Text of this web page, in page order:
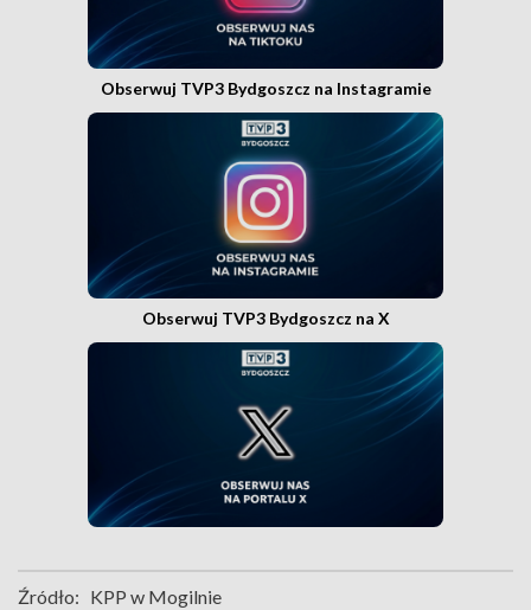
Obserwuj TVP3 Bydgoszcz na Instagramie
Obserwuj TVP3 Bydgoszcz na X
Źródło: KPP w Mogilnie